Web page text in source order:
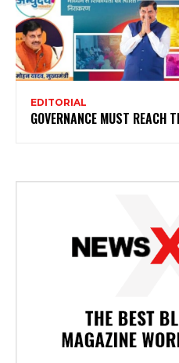
EDITORIAL
GOVERNANCE MUST REACH